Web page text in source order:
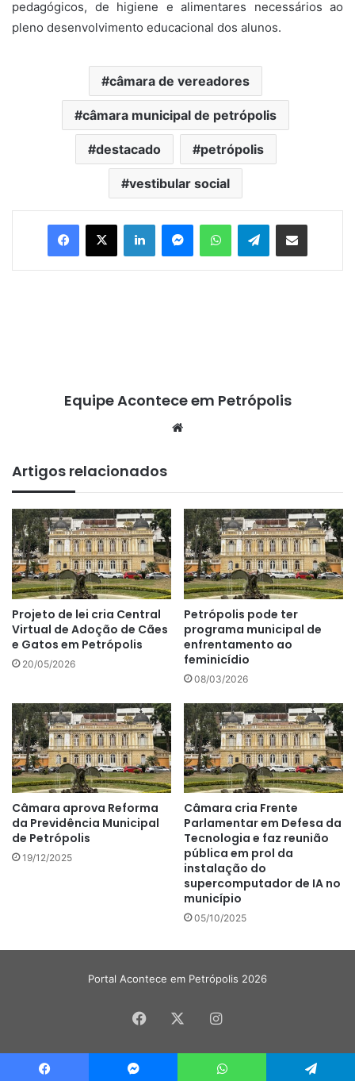
pedagógicos, de higiene e alimentares necessários ao
pleno desenvolvimento educacional dos alunos.
câmara de vereadores
câmara municipal de petrópolis
destacado petrópolis
vestibular social
Telegram
Equipe Acontece em Petrópolis
Artigos relacionados
Projeto de lei cria Central
Virtual de Adoção de Cães
e Gatos em Petrópolis
20/05/2026
Petrópolis pode ter
programa municipal de
enfrentamento ao
feminicídio
08/03/2026
Câmara aprova Reforma
da Previdência Municipal
de Petrópolis
19/12/2025
Câmara cria Frente
Parlamentar em Defesa da
Tecnologia e faz reunião
pública em prol da
instalação do
supercomputador de IA no
município
05/10/2025
Portal Acontece em Petrópolis 2026
Facebook Instagram